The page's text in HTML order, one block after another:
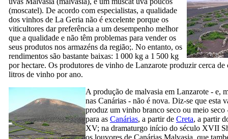
(moscatel). De acordo com especialistas, a qualidade
dos vinhos de La Geria não é excelente porque os
viticultores dar preferência a um desempenho melhor
que a qualidade e não têm problemas para vender os
seus produtos nos armazéns da região;. No entanto, os
rendimentos são bastante baixas: 1 000 kg a 1 500 kg
por hectare. Os produtores de vinho de Lanzarote produzir cerca de
litros de vinho por ano.
A produção de malvasia em Lanzarote - e,
nas Canárias - não é nova. Diz-se que esta
produz um vinho branco seco ou meio
para as Canárias, a partir de Creta, a partir
XV; na dramaturgo início do século XVII
os louvores de Canárias Malvasia, que